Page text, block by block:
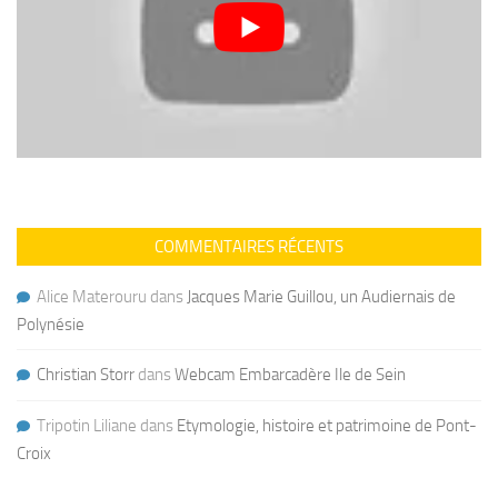
COMMENTAIRES RÉCENTS
Alice Materouru dans Jacques Marie Guillou, un Audiernais de
Polynésie
Christian Storr dans Webcam Embarcadère Ile de Sein
Tripotin Liliane dans Etymologie, histoire et patrimoine de Pont-
Croix